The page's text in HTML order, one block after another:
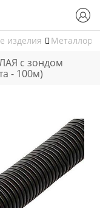
изделия
с зондом
- 100м)